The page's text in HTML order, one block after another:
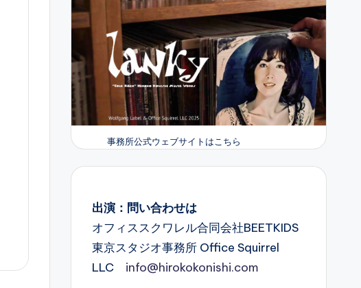
事務所公式ウェブサイトはこちら
出演：問い合わせは
オフィススクワレル合同会社BEETKIDS
東京スタジオ事務所 Office Squirrel
LLC info@hirokokonishi.com